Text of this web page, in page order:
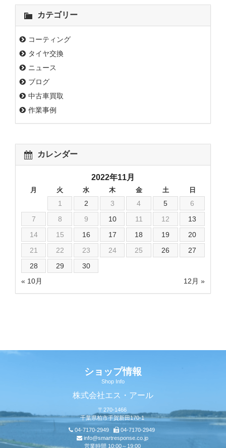
カテゴリー
コーティング
タイヤ交換
ニュース
ブログ
中古車買取
作業事例
カレンダー
2022年11月
月 火 水 木 金 土 日
« 10月 12月 »
1 2 3 4 5
6
7
8 9 10 11 12
13
14
15 16 17 18 19
20
21
22 23 24 25 26
27
28
29 30
ショップ情報
Shop Info
株式会社エス・アール
〒270-1466
千葉県柏市手賀新田170-1
04-7170-2949
04-7170-2949
info@smartresponse.co.jp
営業時間 10:00～19:00